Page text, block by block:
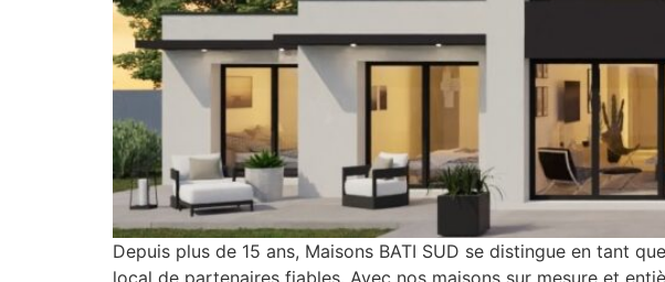
Depuis plus de 15 ans, Maisons BATI SUD se distingue en tant